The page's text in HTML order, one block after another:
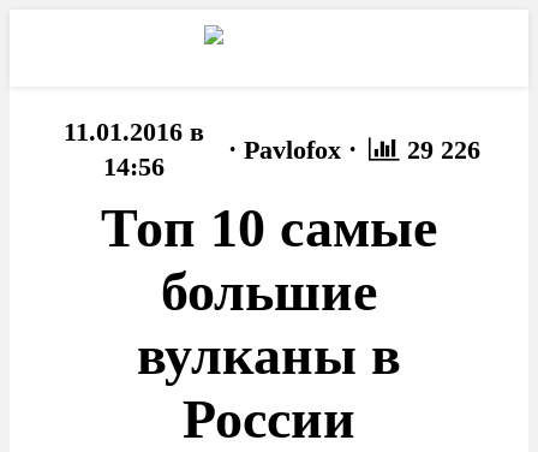
11.01.2016 в
14:56
· Pavlofox · 29 226
Топ 10 самые
большие
вулканы в
России